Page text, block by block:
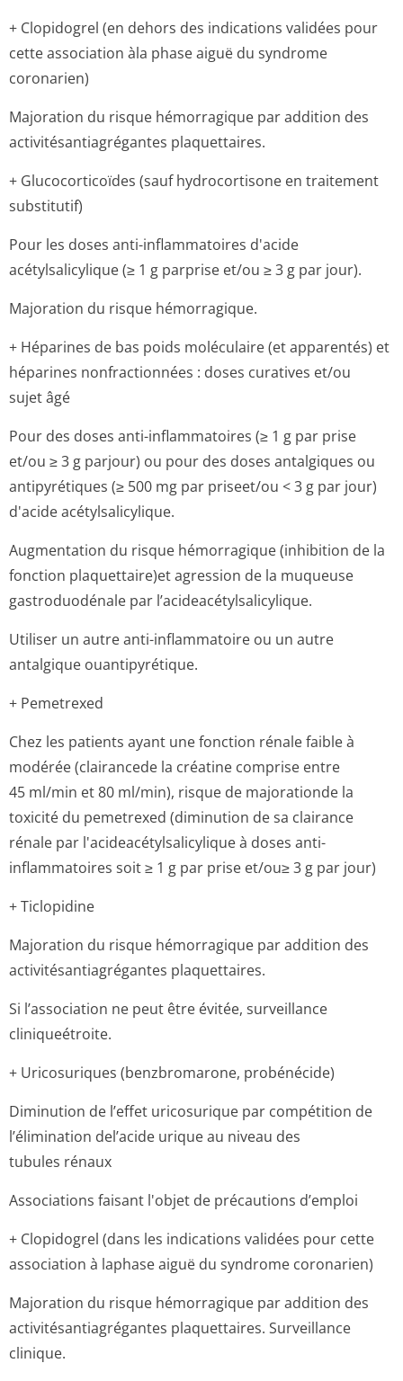
+ Clopidogrel (en dehors des indications validées pour
cette association àla phase aiguë du syndrome
coronarien)
Majoration du risque hémorragique par addition des
activitésanti­agrégantes plaquettaires.
+ Glucocorticoïdes (sauf hydrocortisone en traitement
substitutif)
Pour les doses anti-inflammatoires d'acide
acétylsalicylique (≥ 1 g parprise et/ou ≥ 3 g par jour).
Majoration du risque hémorragique.
+ Héparines de bas poids moléculaire (et apparentés) et
héparines nonfractionnées : doses curatives et/ou
sujet âgé
Pour des doses anti-inflammatoires (≥ 1 g par prise
et/ou ≥ 3 g parjour) ou pour des doses antalgiques ou
antipyrétiques (≥ 500 mg par priseet/ou < 3 g par jour)
d'acide acétylsalicylique.
Augmentation du risque hémorragique (inhibition de la
fonction plaquettaire)et agression de la muqueuse
gastroduodénale par l’acideacétyl­salicylique.
Utiliser un autre anti-inflammatoire ou un autre
antalgique ouantipyrétique.
+ Pemetrexed
Chez les patients ayant une fonction rénale faible à
modérée (clairancede la créatine comprise entre
45 ml/min et 80 ml/min), risque de majorationde la
toxicité du pemetrexed (diminution de sa clairance
rénale par l'acideacétyl­salicylique à doses anti-
inflammatoires soit ≥ 1 g par prise et/ou≥ 3 g par jour)
+ Ticlopidine
Majoration du risque hémorragique par addition des
activitésanti­agrégantes plaquettaires.
Si l’association ne peut être évitée, surveillance
cliniqueétroite.
+ Uricosuriques (benzbromarone, probénécide)
Diminution de l’effet uricosurique par compétition de
l’élimination del’acide urique au niveau des
tubules rénaux
Associations faisant l'objet de précautions d’emploi
+ Clopidogrel (dans les indications validées pour cette
association à laphase aiguë du syndrome coronarien)
Majoration du risque hémorragique par addition des
activitésanti­agrégantes plaquettaires. Surveillance
clinique.